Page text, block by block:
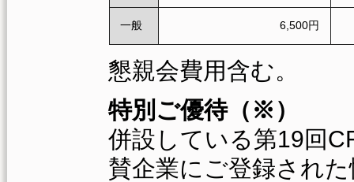
一般 6,500円
懇親会費用含む。
特別ご優待（※）
併設している第19回
賛企業にご登録され